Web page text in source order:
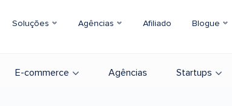
Soluções Agências Afiliado Blogue
E-commerce Agências Startups